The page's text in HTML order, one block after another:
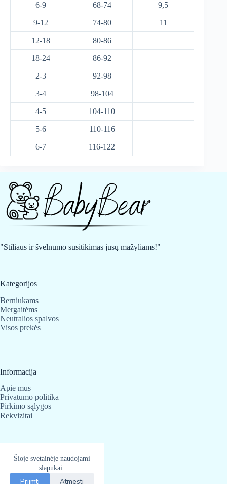
Šioje svetainėje naudojami
slapukai.
Priimti Atmesti
6-9 68-74 9,5
9-12 74-80 11
12-18 80-86
18-24 86-92
2-3 92-98
3-4 98-104
4-5 104-110
5-6 110-116
6-7 116-122
"Stiliaus ir švelnumo susitikimas jūsų mažyliams!"
Kategorijos
Berniukams
Mergaitėms
Neutralios spalvos
Visos prekės
Informacija
Apie mus
Privatumo politika
Pirkimo sąlygos
Rekvizitai
Kontaktai
Telefonas:
+370 683 25 820